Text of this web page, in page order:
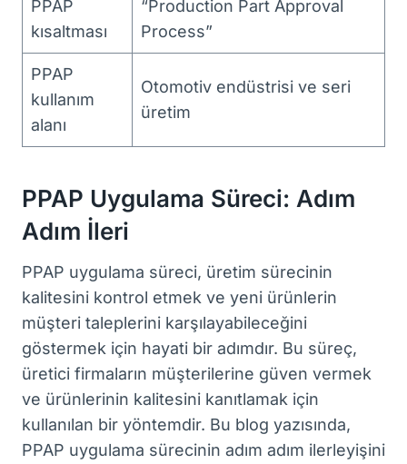
PPAP
kısaltması
“Production Part Approval
Process”
PPAP
kullanım
alanı
Otomotiv endüstrisi ve seri
üretim
PPAP Uygulama Süreci: Adım
Adım İleri
PPAP uygulama süreci, üretim sürecinin
kalitesini kontrol etmek ve yeni ürünlerin
müşteri taleplerini karşılayabileceğini
göstermek için hayati bir adımdır. Bu süreç,
üretici firmaların müşterilerine güven vermek
ve ürünlerinin kalitesini kanıtlamak için
kullanılan bir yöntemdir. Bu blog yazısında,
PPAP uygulama sürecinin adım adım ilerleyişini